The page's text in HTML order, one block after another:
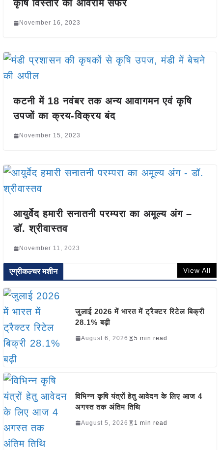
कृषि विस्तार का अविराम सफर
November 16, 2023
कटनी में 18 नवंबर तक अन्य आवागमन एवं कृषि
उपजों का क्रय-विक्रय बंद
November 15, 2023
आयुर्वेद हमारी सनातनी परम्परा का अमूल्य अंग –
डॉ. श्रीवास्तव
November 11, 2023
एग्रीकल्चर मशीन View All
जुलाई 2026 में भारत में ट्रैक्टर रिटेल बिक्री
28.1% बढ़ी
August 6, 2026 5 min read
विभिन्न कृषि यंत्रों हेतु आवेदन के लिए आज 4
अगस्त तक अंतिम तिथि
August 5, 2026 1 min read